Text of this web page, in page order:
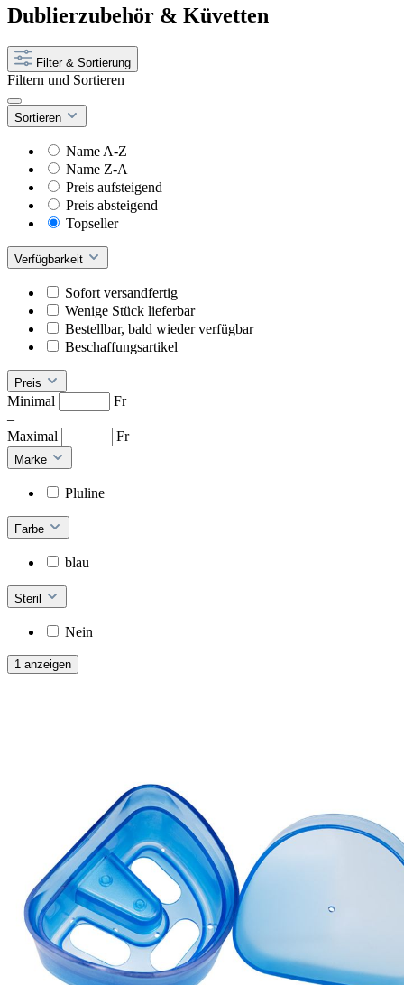
Dublierzubehör & Küvetten
Filter & Sortierung
Filtern und Sortieren
Sortieren
Name A-Z
Name Z-A
Preis aufsteigend
Preis absteigend
Topseller
Verfügbarkeit
Sofort versandfertig
Wenige Stück lieferbar
Bestellbar, bald wieder verfügbar
Beschaffungsartikel
Preis
Minimal
Fr
–
Maximal
Fr
Marke
Pluline
Farbe
blau
Steril
Nein
1 anzeigen